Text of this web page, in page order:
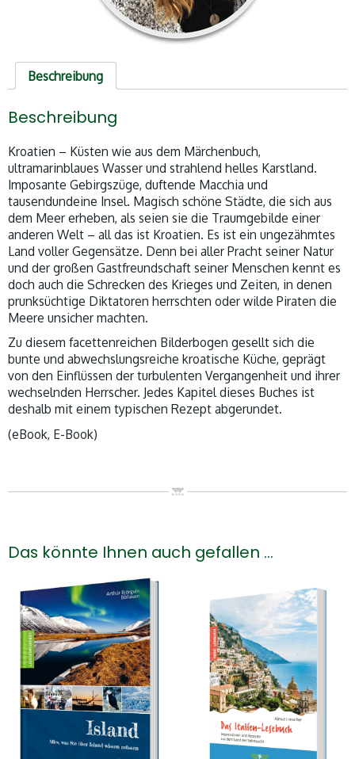
Beschreibung
Beschreibung
Kroatien – Küsten wie aus dem Märchenbuch,
ultramarinblaues Wasser und strahlend helles Karstland.
Imposante Gebirgszüge, duftende Macchia und
tausendundeine Insel. Magisch schöne Städte, die sich aus
dem Meer erheben, als seien sie die Traumgebilde einer
anderen Welt – all das ist Kroatien. Es ist ein ungezähmtes
Land voller Gegensätze. Denn bei aller Pracht seiner Natur
und der großen Gastfreundschaft seiner Menschen kennt es
doch auch die Schrecken des Krieges und Zeiten, in denen
prunksüchtige Diktatoren herrschten oder wilde Piraten die
Meere unsicher machten.
Zu diesem facettenreichen Bilderbogen gesellt sich die
bunte und abwechslungsreiche kroatische Küche, geprägt
von den Einflüssen der turbulenten Vergangenheit und ihrer
wechselnden Herrscher. Jedes Kapitel dieses Buches ist
deshalb mit einem typischen Rezept abgerundet.
(eBook, E-Book)
Das könnte Ihnen auch gefallen …